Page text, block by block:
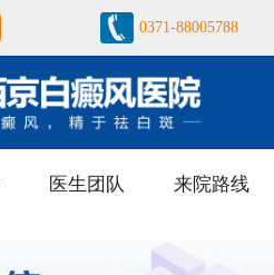
0371-88005788
医生团队 来院路线